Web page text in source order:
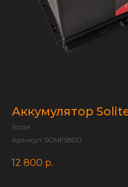
Аккумулятор
Solite
Артикул: SCMF58510
12 800 р.